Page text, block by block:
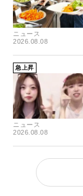
ニュース
2026.08.08
急上昇
ニュース
2026.08.08